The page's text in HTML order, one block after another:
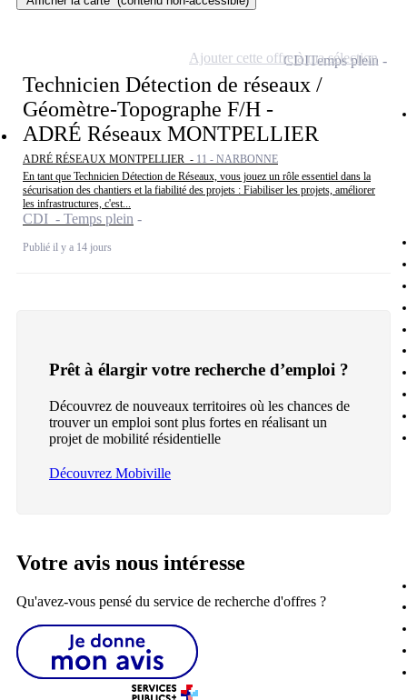
Technicien Détection de réseaux /
Géomètre-Topographe F/H -
ADRÉ Réseaux MONTPELLIER
ADRÉ RÉSEAUX MONTPELLIER - 11 - NARBONNE
En tant que Technicien Détection de Réseaux, vous jouez un rôle essentiel dans la
sécurisation des chantiers et la fiabilité des projets : Fiabiliser les projets, améliorer
les infrastructures, c'est...
CDI - Temps plein
Publié il y a 14 jours
CDITemps plein
Ajouter cette offre à ma sélection
Prêt à élargir votre recherche d’emploi ?
Découvrez de nouveaux territoires où les chances de
trouver un emploi sont plus fortes en réalisant un
projet de mobilité résidentielle
Découvrez Mobiville
Votre avis nous intéresse
Qu'avez-vous pensé du service de recherche d'offres ?